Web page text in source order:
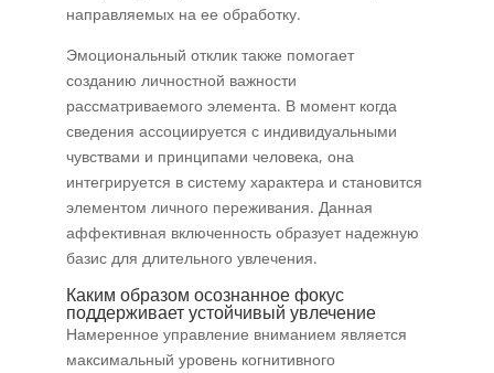
направляемых на ее обработку.
Эмоциональный отклик также помогает
созданию личностной важности
рассматриваемого элемента. В момент когда
сведения ассоциируется с индивидуальными
чувствами и принципами человека, она
интегрируется в систему характера и становится
элементом личного переживания. Данная
аффективная включенность образует надежную
базис для длительного увлечения.
Каким образом осознанное фокус
поддерживает устойчивый увлечение
Намеренное управление вниманием является
максимальный уровень когнитивного